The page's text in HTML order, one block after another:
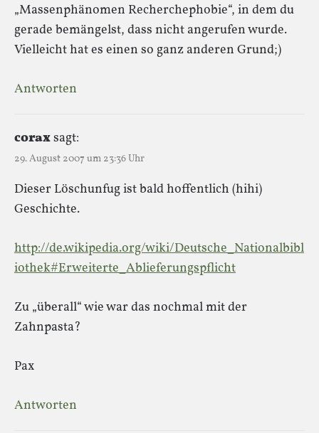
„Massenphänomen Recherchephobie“, in dem du
gerade bemängelst, dass nicht angerufen wurde.
Vielleicht hat es einen so ganz anderen Grund;)
Antworten
coraxsagt:
29. August 2007 um 23:36 Uhr
Dieser Löschunfug ist bald hoffentlich (hihi)
Geschichte.
http://de.wikipedia.org/wiki/Deutsche_Nationalbibl
iothek#Erweiterte_Ablieferungspflicht
Zu „überall“ wie war das nochmal mit der
Zahnpasta?
Pax
Antworten